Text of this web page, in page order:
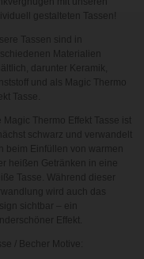
gestalteten Tassen!
Tassen sind in
Materialien
darunter Keramik,
und als Magic Thermo
Tasse.
Magic Thermo Effekt Tasse ist
schwarz und verwandelt
beim Einfüllen von warmen
heißen Getränken in eine
Tasse. Während dieser
wird auch das
sichtbar – ein
Effekt.
/ Becher Motive: